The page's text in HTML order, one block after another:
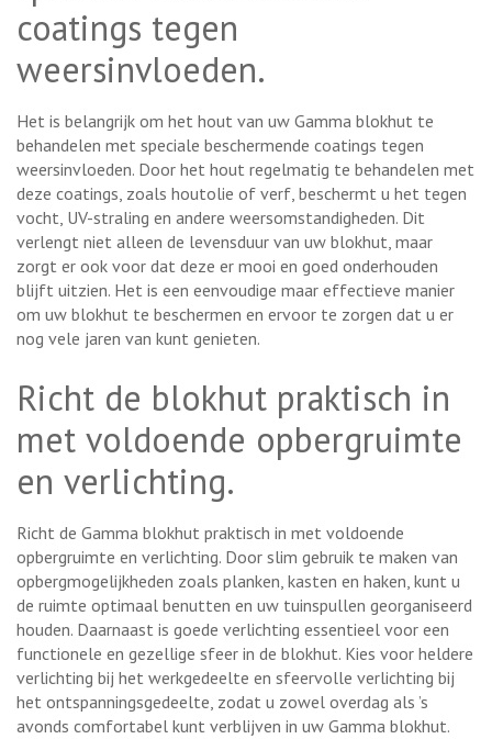
coatings tegen
weersinvloeden.
Het is belangrijk om het hout van uw Gamma blokhut te
behandelen met speciale beschermende coatings tegen
weersinvloeden. Door het hout regelmatig te behandelen met
deze coatings, zoals houtolie of verf, beschermt u het tegen
vocht, UV-straling en andere weersomstandigheden. Dit
verlengt niet alleen de levensduur van uw blokhut, maar
zorgt er ook voor dat deze er mooi en goed onderhouden
blijft uitzien. Het is een eenvoudige maar effectieve manier
om uw blokhut te beschermen en ervoor te zorgen dat u er
nog vele jaren van kunt genieten.
Richt de blokhut praktisch in
met voldoende opbergruimte
en verlichting.
Richt de Gamma blokhut praktisch in met voldoende
opbergruimte en verlichting. Door slim gebruik te maken van
opbergmogelijkheden zoals planken, kasten en haken, kunt u
de ruimte optimaal benutten en uw tuinspullen georganiseerd
houden. Daarnaast is goede verlichting essentieel voor een
functionele en gezellige sfeer in de blokhut. Kies voor heldere
verlichting bij het werkgedeelte en sfeervolle verlichting bij
het ontspanningsgedeelte, zodat u zowel overdag als ’s
avonds comfortabel kunt verblijven in uw Gamma blokhut.